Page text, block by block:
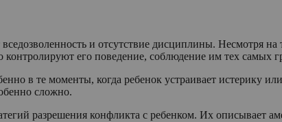
и отсутствие дисциплины. Несмотря
его поведение, соблюдение им тех самых
в те моменты, когда ребенок устраивает истерику
сложно.
разрешения конфликта с ребенком. Их описывает